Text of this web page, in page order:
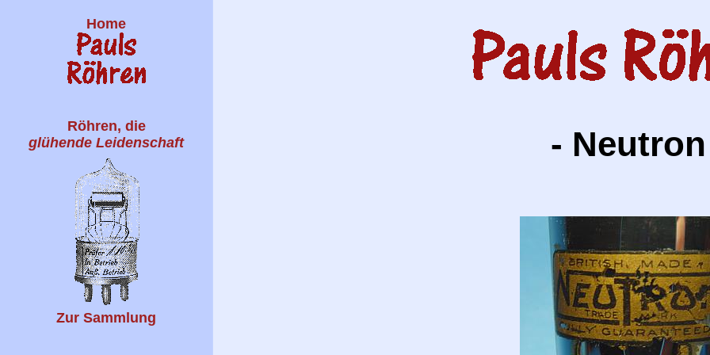
Home
Röhren, die
glühende Leidenschaft
Zur Sammlung
-